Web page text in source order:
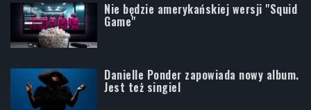
Nie będzie amerykańskiej wersji "Squid
Game"
Danielle Ponder zapowiada nowy album.
Jest też singiel